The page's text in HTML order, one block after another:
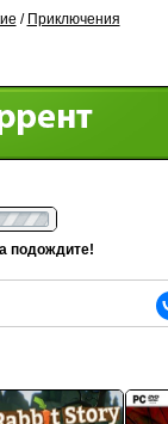
/ Приключения
подождите!